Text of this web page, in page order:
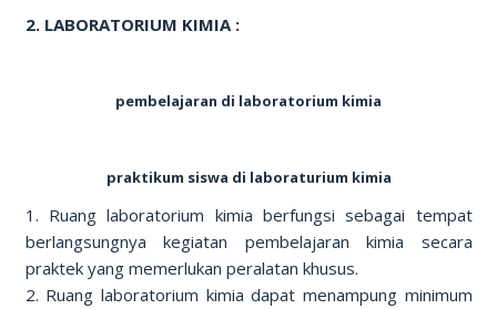
2. LABORATORIUM KIMIA :
pembelajaran di laboratorium kimia
praktikum siswa di laboraturium kimia
1. Ruang laboratorium kimia berfungsi sebagai tempat
berlangsungnya kegiatan pembelajaran kimia secara
praktek yang memerlukan peralatan khusus.
2. Ruang laboratorium kimia dapat menampung minimum